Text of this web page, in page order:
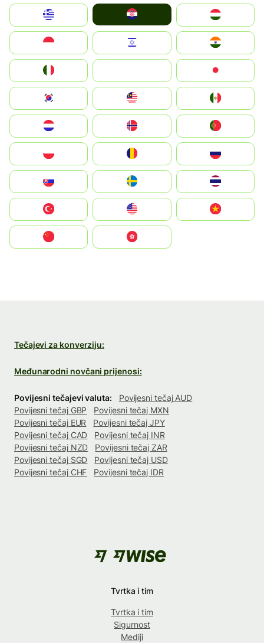
Magyarország
South Korea
United States
中國香港特別行政區
Tečajevi za konverziju:
Međunarodni novčani prijenosi:
Povijesni tečajevi valuta:
Povijesni tečaj AUD
Povijesni tečaj GBP
Povijesni tečaj MXN
Povijesni tečaj EUR
Povijesni tečaj JPY
Povijesni tečaj CAD
Povijesni tečaj INR
Povijesni tečaj NZD
Povijesni tečaj ZAR
Povijesni tečaj SGD
Povijesni tečaj USD
Povijesni tečaj CHF
Povijesni tečaj IDR
Tvrtka i tim
Tvrtka i tim
Sigurnost
Mediji